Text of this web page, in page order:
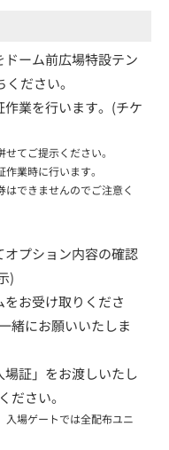
ドーム前広場特設テン
ださい。
作業を行います。(チケ
てご提示ください。
業時に行います。
できませんのでご注意く
オプション内容の確認
)
をお受け取りくださ
緒にお願いいたしま
場証」をお渡しいたし
ださい。
入場ゲートでは全配布ユニ